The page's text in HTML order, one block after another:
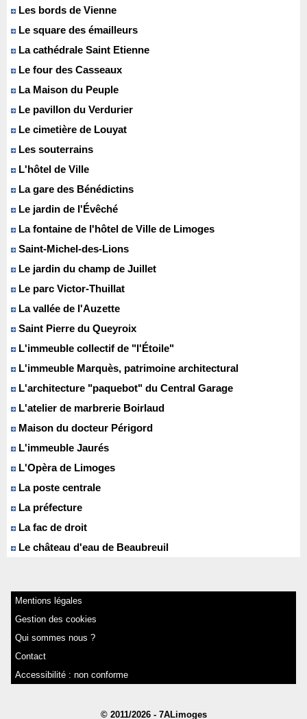
Les bords de Vienne
Le square des émailleurs
La cathédrale Saint Etienne
Le four des Casseaux
La Maison du Peuple
Le pavillon du Verdurier
Le cimetière de Louyat
Les souterrains
L'hôtel de Ville
La gare des Bénédictins
Le jardin de l'Évêché
La fontaine de l'hôtel de Ville de Limoges
Saint-Michel-des-Lions
Le jardin du champ de Juillet
Le parc Victor-Thuillat
La vallée de l'Auzette
Saint Pierre du Queyroix
L'immeuble collectif de "l'Étoile"
L'immeuble Marquès, patrimoine architectural
L'architecture "paquebot" du Central Garage
L'atelier de marbrerie Boirlaud
Maison du docteur Périgord
L'immeuble Jaurés
L'Opèra de Limoges
La poste centrale
La préfecture
La fac de droit
Le château d'eau de Beaubreuil
Mentions légales
Gestion des cookies
Qui sommes nous ?
Contact
Accessibilité : non conforme
© 2011/2026 - 7ALimoges